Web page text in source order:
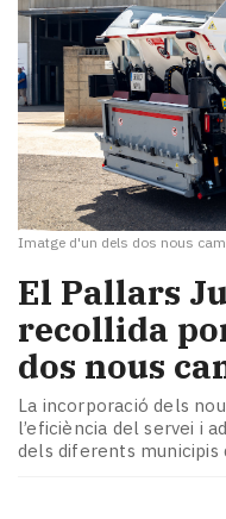
Imatge d'un dels dos nous
El Pallars
recollida
dos nous
La incorporació dels
l’eficiència del servei i
dels diferents municipis